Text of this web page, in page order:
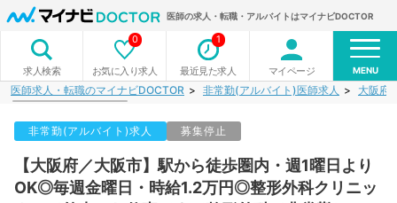
医師の求人・転職・アルバイトはマイナビDOCTOR
求人検索 お気に入り求人
0
最近見た求人
1
マイページ MENU
医師求人・転職のマイナビDOCTOR 非常勤(アルバイト)医師求人 大阪府
非常勤(アルバイト)求人 募集停止
【大阪府／大阪市】駅から徒歩圏内・週1曜日より
OK◎毎週金曜日・時給1.2万円◎整形外科クリニッ